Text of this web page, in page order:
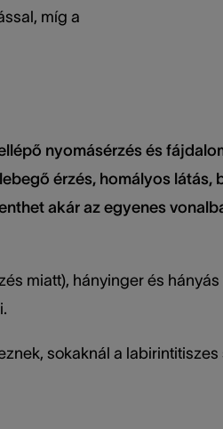
míg a
nyomásérzés és
érzés, homályos látás,
akár az egyenes
miatt), hányinger és
sokaknál a